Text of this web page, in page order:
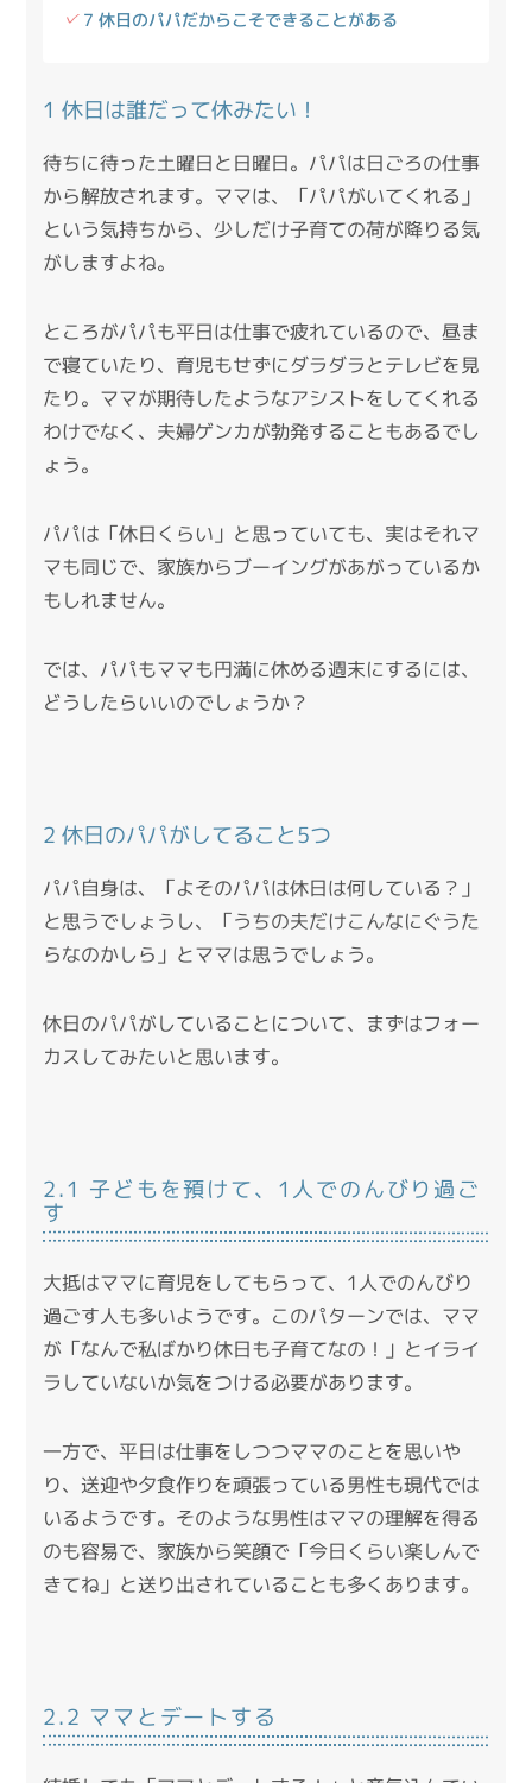
7 休日のパパだからこそできることがある
1 休日は誰だって休みたい！
待ちに待った土曜日と日曜日。パパは日ごろの仕事
から解放されます。ママは、「パパがいてくれる」
という気持ちから、少しだけ子育ての荷が降りる気
がしますよね。
ところがパパも平日は仕事で疲れているので、昼ま
で寝ていたり、育児もせずにダラダラとテレビを見
たり。ママが期待したようなアシストをしてくれる
わけでなく、夫婦ゲンカが勃発することもあるでし
ょう。
パパは「休日くらい」と思っていても、実はそれマ
マも同じで、家族からブーイングがあがっているか
もしれません。
では、パパもママも円満に休める週末にするには、
どうしたらいいのでしょうか？
2 休日のパパがしてること5つ
パパ自身は、「よそのパパは休日は何している？」
と思うでしょうし、「うちの夫だけこんなにぐうた
らなのかしら」とママは思うでしょう。
休日のパパがしていることについて、まずはフォー
カスしてみたいと思います。
2.1 子どもを預けて、1人でのんびり過ご
す
大抵はママに育児をしてもらって、1人でのんびり
過ごす人も多いようです。このパターンでは、ママ
が「なんで私ばかり休日も子育てなの！」とイライ
ラしていないか気をつける必要があります。
一方で、平日は仕事をしつつママのことを思いや
り、送迎や夕食作りを頑張っている男性も現代では
いるようです。そのような男性はママの理解を得る
のも容易で、家族から笑顔で「今日くらい楽しんで
きてね」と送り出されていることも多くあります。
2.2 ママとデートする